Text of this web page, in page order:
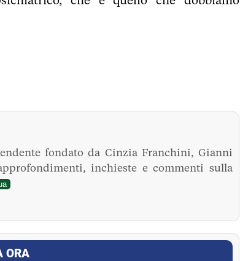
fondato da Cinzia Franchini, Gianni
inchieste e commenti sulla
ORA